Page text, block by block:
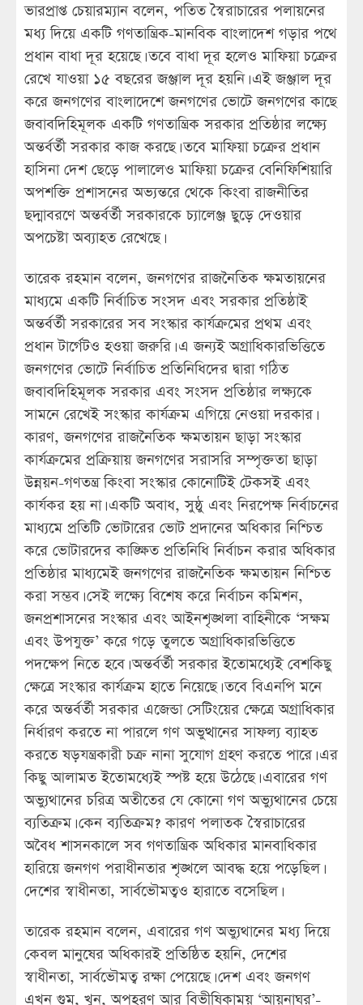
ভারপ্রাপ্ত চেয়ারম্যান বলেন, পতিত স্বৈরাচারের পলায়নের
মধ্য দিয়ে একটি গণতান্ত্রিক-মানবিক বাংলাদেশ গড়ার পথে
প্রধান বাধা দূর হয়েছে। তবে বাধা দূর হলেও মাফিয়া চক্রের
রেখে যাওয়া ১৫ বছরের জঞ্জাল দূর হয়নি। এই জঞ্জাল দূর
করে জনগণের বাংলাদেশে জনগণের ভোটে জনগণের কাছে
জবাবদিহিমূলক একটি গণতান্ত্রিক সরকার প্রতিষ্ঠার লক্ষ্যে
অন্তর্বর্তী সরকার কাজ করছে। তবে মাফিয়া চক্রের প্রধান
হাসিনা দেশ ছেড়ে পালালেও মাফিয়া চক্রের বেনিফিশিয়ারি
অপশক্তি প্রশাসনের অভ্যন্তরে থেকে কিংবা রাজনীতির
ছদ্মাবরণে অন্তর্বর্তী সরকারকে চ্যালেঞ্জ ছুড়ে দেওয়ার
অপচেষ্টা অব্যাহত রেখেছে।
তারেক রহমান বলেন, জনগণের রাজনৈতিক ক্ষমতায়নের
মাধ্যমে একটি নির্বাচিত সংসদ এবং সরকার প্রতিষ্ঠাই
অন্তর্বর্তী সরকারের সব সংস্কার কার্যক্রমের প্রথম এবং
প্রধান টার্গেটও হওয়া জরুরি। এ জন্যই অগ্রাধিকারভিত্তিতে
জনগণের ভোটে নির্বাচিত প্রতিনিধিদের দ্বারা গঠিত
জবাবদিহিমূলক সরকার এবং সংসদ প্রতিষ্ঠার লক্ষ্যকে
সামনে রেখেই সংস্কার কার্যক্রম এগিয়ে নেওয়া দরকার।
কারণ, জনগণের রাজনৈতিক ক্ষমতায়ন ছাড়া সংস্কার
কার্যক্রমের প্রক্রিয়ায় জনগণের সরাসরি সম্পৃক্ততা ছাড়া
উন্নয়ন-গণতন্ত্র কিংবা সংস্কার কোনোটিই টেকসই এবং
কার্যকর হয় না। একটি অবাধ, সুষ্ঠু এবং নিরপেক্ষ নির্বাচনের
মাধ্যমে প্রতিটি ভোটারের ভোট প্রদানের অধিকার নিশ্চিত
করে ভোটারদের কাঙ্ক্ষিত প্রতিনিধি নির্বাচন করার অধিকার
প্রতিষ্ঠার মাধ্যমেই জনগণের রাজনৈতিক ক্ষমতায়ন নিশ্চিত
করা সম্ভব। সেই লক্ষ্যে বিশেষ করে নির্বাচন কমিশন,
জনপ্রশাসনের সংস্কার এবং আইনশৃঙ্খলা বাহিনীকে ‘সক্ষম
এবং উপযুক্ত’ করে গড়ে তুলতে অগ্রাধিকারভিত্তিতে
পদক্ষেপ নিতে হবে। অন্তর্বর্তী সরকার ইতোমধ্যেই বেশকিছু
ক্ষেত্রে সংস্কার কার্যক্রম হাতে নিয়েছে। তবে বিএনপি মনে
করে অন্তর্বর্তী সরকার এজেন্ডা সেটিংয়ের ক্ষেত্রে অগ্রাধিকার
নির্ধারণ করতে না পারলে গণ অভুত্থানের সাফল্য ব্যাহত
করতে ষড়যন্ত্রকারী চক্র নানা সুযোগ গ্রহণ করতে পারে। এর
কিছু আলামত ইতোমধ্যেই স্পষ্ট হয়ে উঠেছে। এবারের গণ
অভ্যুথানের চরিত্র অতীতের যে কোনো গণ অভ্যুথানের চেয়ে
ব্যতিক্রম। কেন ব্যতিক্রম? কারণ পলাতক স্বৈরাচারের
অবৈধ শাসনকালে সব গণতান্ত্রিক অধিকার মানবাধিকার
হারিয়ে জনগণ পরাধীনতার শৃঙ্খলে আবদ্ধ হয়ে পড়েছিল।
দেশের স্বাধীনতা, সার্বভৌমত্বও হারাতে বসেছিল।
তারেক রহমান বলেন, এবারের গণ অভ্যুথানের মধ্য দিয়ে
কেবল মানুষের অধিকারই প্রতিষ্ঠিত হয়নি, দেশের
স্বাধীনতা, সার্বভৌমত্ব রক্ষা পেয়েছে। দেশ এবং জনগণ
এখন গুম, খুন, অপহরণ আর বিভীষিকাময় ‘আয়নাঘর’-